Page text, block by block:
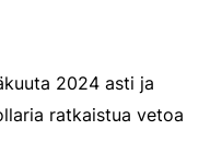
2024 asti ja
ratkaistua vetoa